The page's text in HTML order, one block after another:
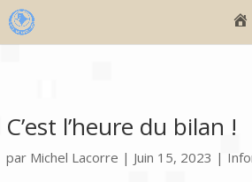
C’est l’heure du bilan !
par Michel Lacorre | Juin 15, 2023 |